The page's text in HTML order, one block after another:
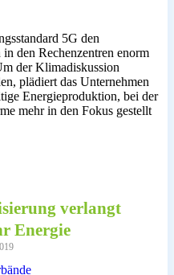
5G den
den Rechenzentren enorm
der Klimadiskussion
plädiert das Unternehmen
Energieproduktion, bei der
mehr in den Fokus gestellt
verlangt
Energie